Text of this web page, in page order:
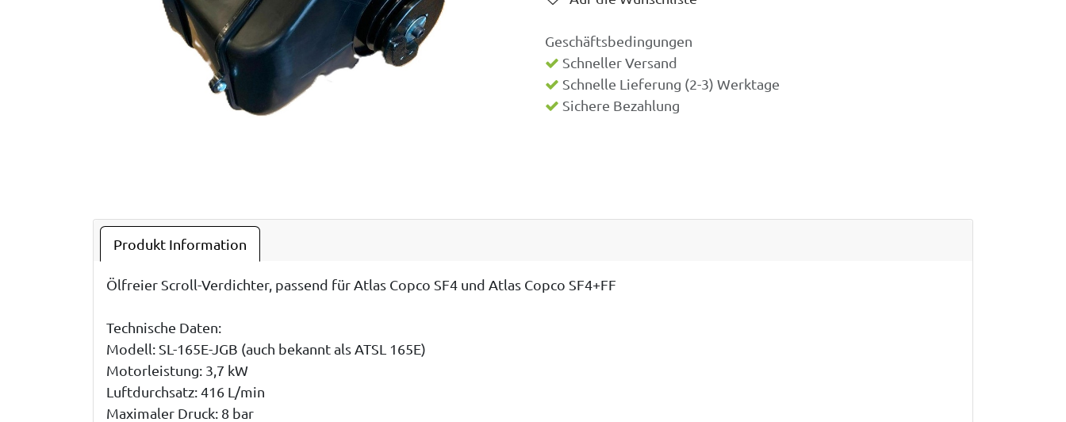
Geschäftsbedingungen
Schneller Versand
Schnelle Lieferung (2-3) Werktage
Sichere Bezahlung
Produkt Information
Ölfreier Scroll-Verdichter, passend für Atlas Copco SF4 und Atlas Copco SF4+FF
Technische Daten:
Modell: SL-165E-JGB (auch bekannt als ATSL 165E)
Motorleistung: 3,7 kW
Luftdurchsatz: 416 L/min
Maximaler Druck: 8 bar